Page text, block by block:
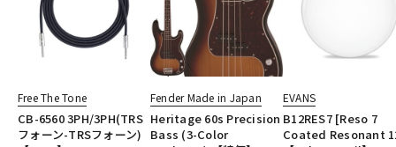
Free The Tone
CB-6560 3PH/3PH(TRS
フォーン-TRSフォーン)
Fender Made in Japan
Heritage 60s Precision
Bass (3-Color
EVANS
B12RES7 [Reso 7
Coated Resonant